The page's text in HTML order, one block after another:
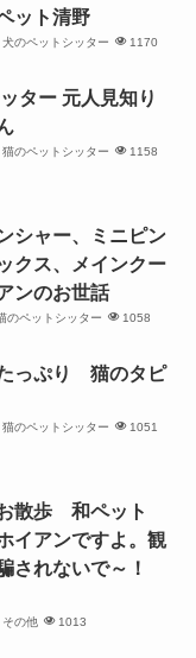
ット清野
犬のペットシッター 1170
ター 元人見知り
猫のペットシッター 1158
シャー、ミニピン
クス、メインクー
ンのお世話
のペットシッター 1058
っぷり 猫のタピ
猫のペットシッター 1051
散歩 和ペット
イアンですよ。観
されないで～！
その他 1013